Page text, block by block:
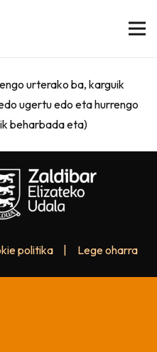
urterako ba, karguik
ugertu edo eta hurrengo
beharbada eta)
politika Lege oharra